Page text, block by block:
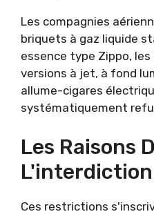
Les compagnies
briquets à gaz liquide
essence type Zippo,
versions à jet, à fond
allume-cigares
systématiquement
Les Raisons
Ces restrictions